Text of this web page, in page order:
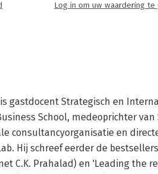
Log in om uw waardering te
gastdocent Strategisch en
School, medeoprichter van
consultancyorganisatie en
Hij schreef eerder de
C.K. Prahalad) en 'Leading the